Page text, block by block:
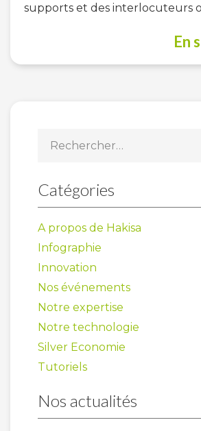
supports et des interlocuteurs
En
Catégories
A propos de Hakisa
Infographie
Innovation
Nos événements
Notre expertise
Notre technologie
Silver Economie
Tutoriels
Nos actualités